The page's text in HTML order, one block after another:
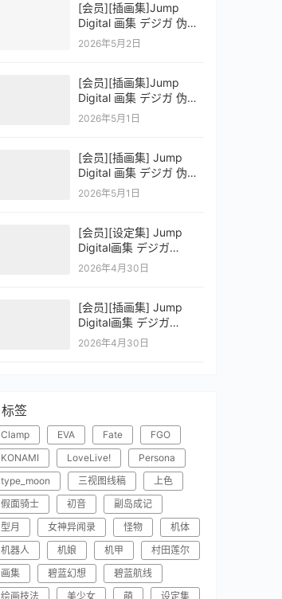
[会员][插画集]Jump
Digital 画集 デジガ 伪恋
ニセコイ 3
2026年5月2日
[会员][插画集]Jump
Digital 画集 デジガ 伪恋
ニセコイ 2
2026年5月1日
[会员][插画集] Jump
Digital 画集 デジガ 伪恋
ニセコイ 1
2026年5月1日
[会员][设定集] Jump
Digital画集 デジガ
CLAYMORE 2
2026年4月30日
[会员][插画集] Jump
Digital画集 デジガ
CLAYMORE 1
2026年4月30日
标签
Clamp EVA Fate
FGO
KONAMI
LoveLive!
Persona
type_moon
三视图线稿
上色
假面骑士
初音
副岛成记
型月
女神异闻录 怪物
机体
机器人
机娘 机甲
村田莲尔
画集
碧蓝幻想
碧蓝航线
绘画技法
美少女 萌
设定集